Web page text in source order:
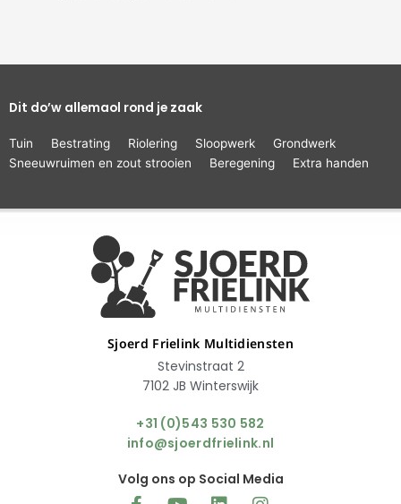
Dit do’w allemaol rond je zaak
Tuin Bestrating Riolering Sloopwerk
Grondwerk
Sneeuwruimen en zout strooien
Beregening Extra handen
Sjoerd Frielink Multidiensten
Stevinstraat 2
7102 JB Winterswijk
+31 (0)543 530 582
info@sjoerdfrielink.nl
Volg ons op Social Media